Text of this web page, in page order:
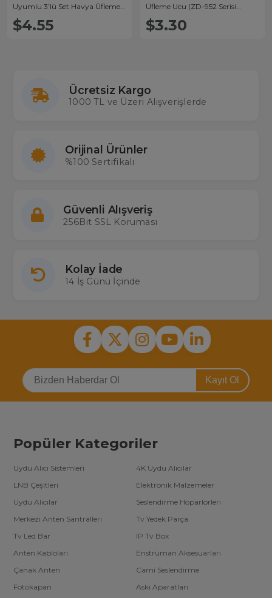
Uyumlu 3’lü Set Havya Üfleme
Ucu
$4.55
Üfleme Ucu (ZD-952 Serisi
Uyumlu)
$3.30
Ücretsiz Kargo
1000 TL ve Üzeri Alışverişlerde
Orijinal Ürünler
%100 Sertifikalı
Güvenli Alışveriş
256Bit SSL Koruması
Kolay İade
14 İş Günü İçinde
Kayıt Ol
Popüler Kategoriler
Uydu Alıcı Sistemleri
4K Uydu Alıcılar
LNB Çeşitleri
Elektronik Malzemeler
Uydu Alıcılar
Seslendirme Hoparlörleri
Merkezi Anten Santralleri
Tv Yedek Parça
Tv Led Bar
IP Tv Box
Anten Kabloları
Enstrüman Aksesuarları
Çanak Anten
Cami Seslendirme
Fotokapan
Askı Aparatları